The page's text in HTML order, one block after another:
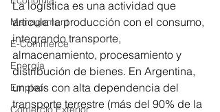
Management
E-Commerce
Energía
Empleo
Comercio Exterior
La logística es una actividad que
articula la producción con el consumo,
integrando transporte,
almacenamiento, procesamiento y
distribución de bienes. En Argentina,
un país con alta dependencia del
transporte terrestre (más del 90% de la